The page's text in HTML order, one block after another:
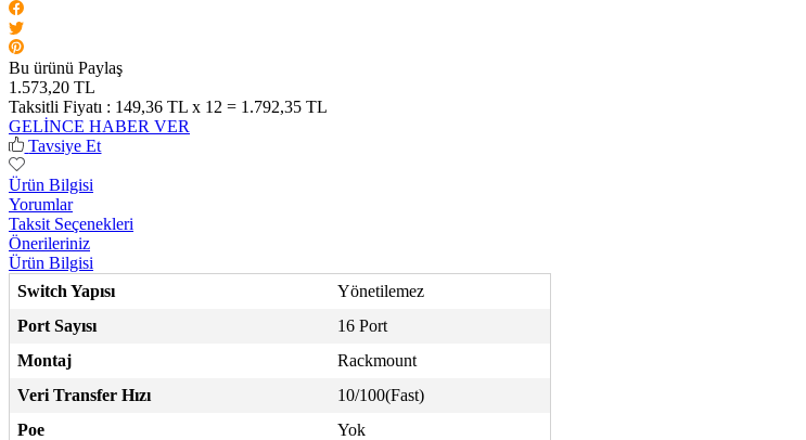
Bu ürünü Paylaş
1.573,20 TL
Taksitli Fiyatı : 149,36 TL x 12 = 1.792,35 TL
GELİNCE HABER VER
Tavsiye Et
Ürün Bilgisi
Yorumlar
Taksit Seçenekleri
Önerileriniz
Ürün Bilgisi
Switch Yapısı
Yönetilemez
Port Sayısı
16 Port
Montaj
Rackmount
Veri Transfer Hızı
10/100(Fast)
Poe
Yok